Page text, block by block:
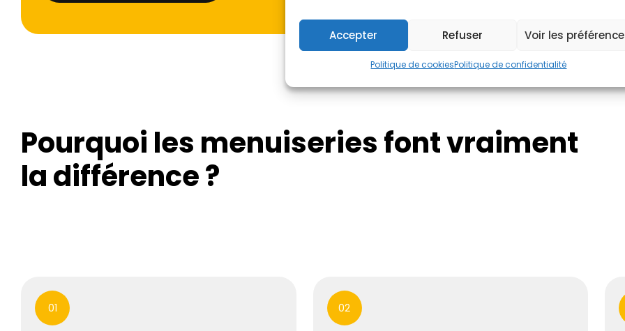
Accepter Refuser Voir les
Politique de cookiesPolitique de confidentialité
Pourquoi les menuiseries font vraiment
la différence ?
01 02